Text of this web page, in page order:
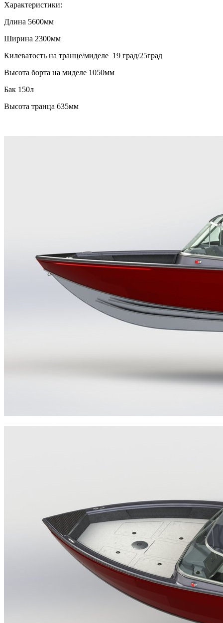
Характеристики:
Длина 5600мм
Ширина 2300мм
Килеватость на транце/миделе 19 град/25град
Высота борта на миделе 1050мм
Бак 150л
Высота транца 635мм